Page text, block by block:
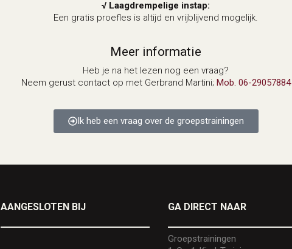
√ Laagdrempelige instap:
Een gratis proefles is altijd en vrijblijvend mogelijk.
Meer informatie
Heb je na het lezen nog een vraag?
Neem gerust contact op met Gerbrand Martini; Mob. 06-29057884
Ik heb een vraag over de groepstrainingen
AANGESLOTEN BIJ GA DIRECT NAAR
Groepstrainingen